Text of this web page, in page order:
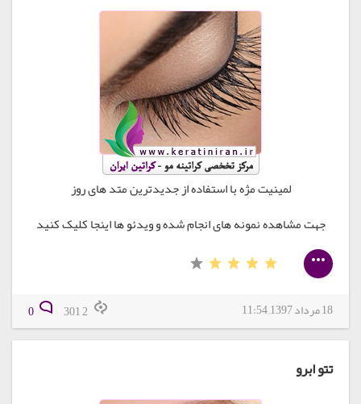
لمینیت مژه با استفاده از جدیدترین متد های روز
جهت مشاهده نمونه های انجام شده و ویدئو ها اینجا کلیک کنید
18 مرداد 1397, 11:54
تتو ابرو